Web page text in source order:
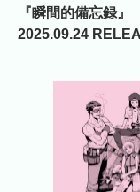
『瞬間的備忘録』
2025.09.24